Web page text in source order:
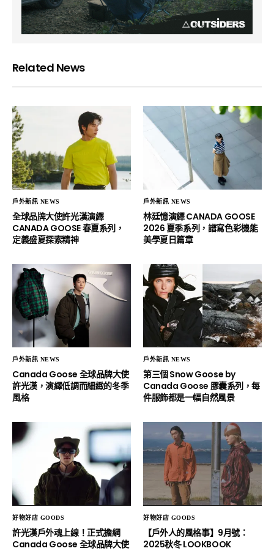
Related News
戶外新訊 NEWS
全球品牌大使許光漢演繹
CANADA GOOSE 春夏系列，
定義盛夏探索精神
戶外新訊 NEWS
林廷憶演繹 CANADA GOOSE
2026 夏季系列，譜寫色彩機能
美學夏日篇章
戶外新訊 NEWS
Canada Goose 全球品牌大使
許光漢，演繹低調而細緻的冬季
風格
戶外新訊 NEWS
第三個 Snow Goose by
Canada Goose 膠囊系列，每
件服飾都是一幅自然風景
好物好店 GOODS
許光漢戶外魂上線！正式擔綱
Canada Goose 全球品牌大使
好物好店 GOODS
【戶外人的風格事】9月號：
2025秋冬 LOOKBOOK